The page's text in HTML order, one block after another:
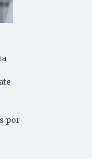
por